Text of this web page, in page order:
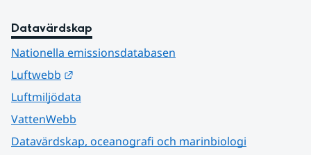
Datavärdskap
Nationella emissionsdatabasen
Luftwebb
Luftmiljödata
VattenWebb
Datavärdskap, oceanografi och marinbiologi